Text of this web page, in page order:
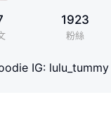
1923
粉絲
IG: